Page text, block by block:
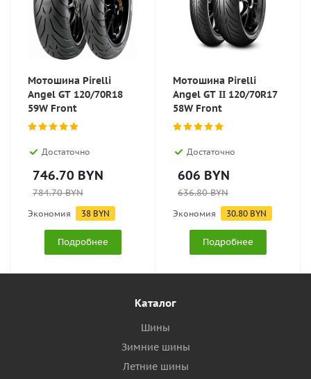
Мотошина Pirelli
Angel GT 120/70R18
59W Front
Достаточно
746.70 BYN
784.70BYN
Экономия 38 BYN
Подробнее
Мотошина Pirelli
Angel GT II 120/70R17
58W Front
Достаточно
606 BYN
636.80BYN
Экономия 30.80 BYN
Подробнее
Каталог
Шины
Зимние шины
Летние шины